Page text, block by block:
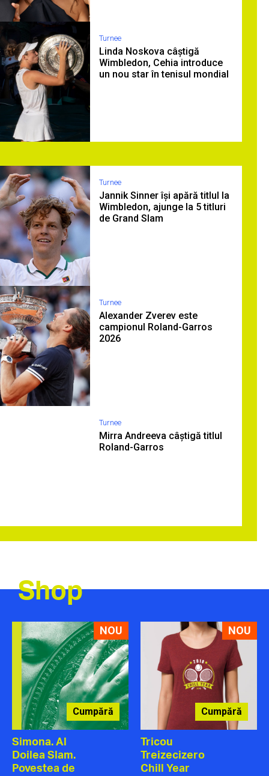
Turnee
Linda Noskova câștigă
Wimbledon, Cehia introduce
un nou star în tenisul mondial
Turnee
Jannik Sinner își apără titlul la
Wimbledon, ajunge la 5 titluri
de Grand Slam
Turnee
Alexander Zverev este
campionul Roland-Garros
2026
Turnee
Mirra Andreeva câștigă titlul
Roland-Garros
Shop
NOU
Cumpără
Simona. Al
Doilea Slam.
Povestea de
NOU
Cumpără
Tricou
Treizecizero
Chill Year